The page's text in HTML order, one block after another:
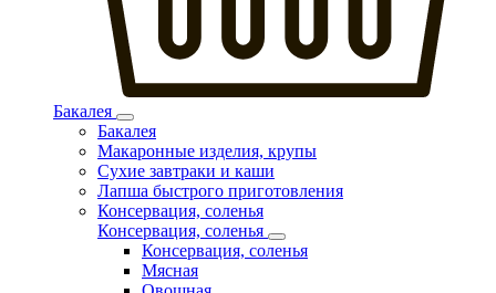
Бакалея
Бакалея
Макаронные изделия, крупы
Сухие завтраки и каши
Лапша быстрого приготовления
Консервация, соленья
Консервация, соленья
Консервация, соленья
Мясная